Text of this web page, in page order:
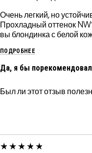
Очень легкий, но
Прохладный оттенок
вы блондинка с белой
ПОДРОБНЕЕ
Да, я бы
Был ли этот отзыв